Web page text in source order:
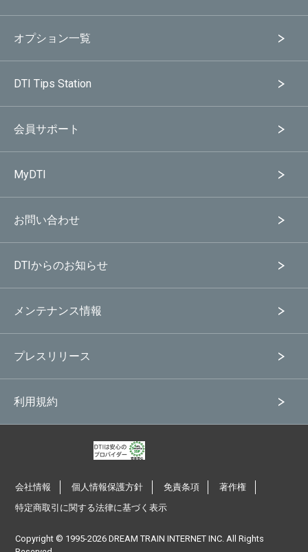
オプション一覧
DTI Tips Station
会員サポート
MyDTI
お問い合わせ
DTIからのお知らせ
メンテナンス情報
プレスリリース
利用規約
会社情報 個人情報保護方針 免責条項 著作権
特定商取引に関する法律に基づく表示
Copyright © 1995-2026 DREAM TRAIN INTERNET INC. All Rights